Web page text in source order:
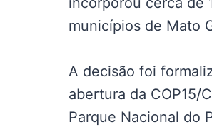
municípios de Mato
A decisão foi
abertura da COP15/
Parque Nacional do